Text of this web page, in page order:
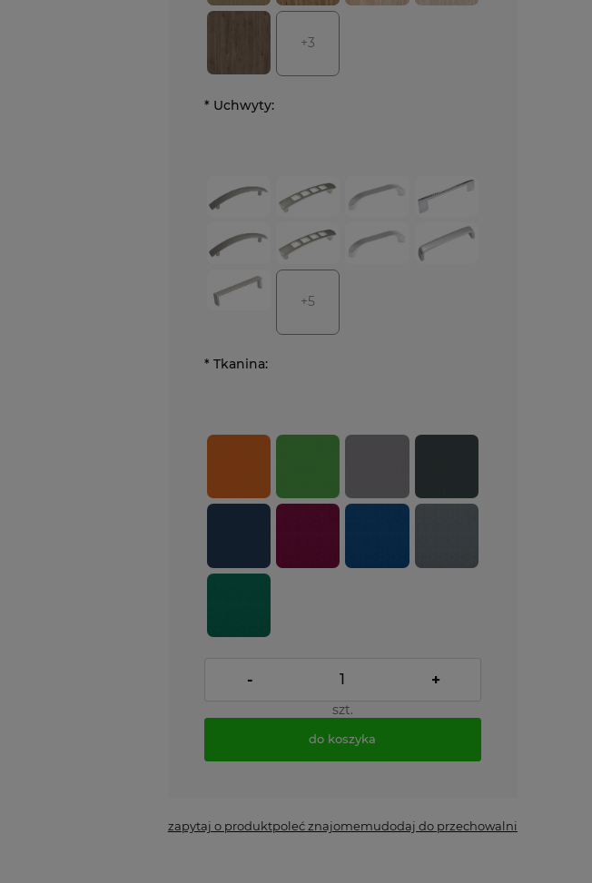
+3
* Uchwyty:
+5
* Tkanina:
- +
szt.
do koszyka
zapytaj o produktpoleć znajomemudodaj do przechowalni